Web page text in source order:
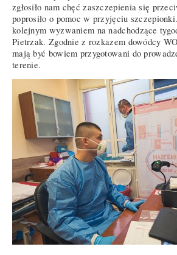
zgłosiło nam chęć zaszczepienia się
poprosiło o pomoc w przyjęciu
kolejnym wyzwaniem na nadchodzące
Pietrzak. Zgodnie z rozkazem dowódcy
mają być bowiem przygotowani do
terenie.